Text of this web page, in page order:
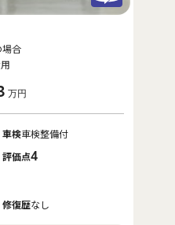
万円
合
車検車検整備付
評価点4
修復歴なし